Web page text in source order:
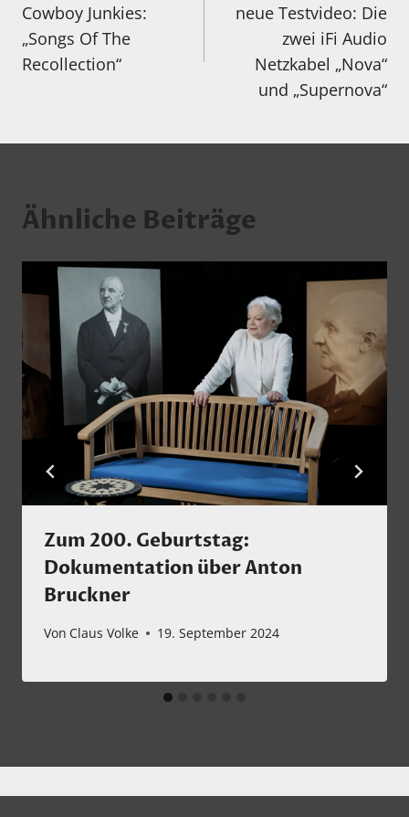
Cowboy Junkies:
„Songs Of The
Recollection“
neue Testvideo: Die
zwei iFi Audio
Netzkabel „Nova“
und „Supernova“
Ähnliche Beiträge
Zum 200. Geburtstag:
Dokumentation über Anton
Bruckner
Von Claus Volke 19. September 2024